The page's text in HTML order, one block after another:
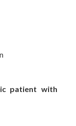
patient with